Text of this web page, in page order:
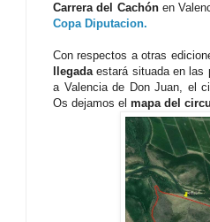
Carrera del Cachónen
Copa Diputacion.
Con respectos a otras
llegadaestará situada en las
a Valencia de Don Juan, el
Os dejamos el mapa del